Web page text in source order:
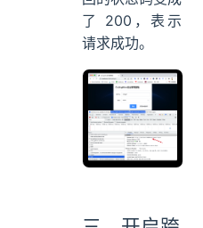
了 200，表示
请求成功。